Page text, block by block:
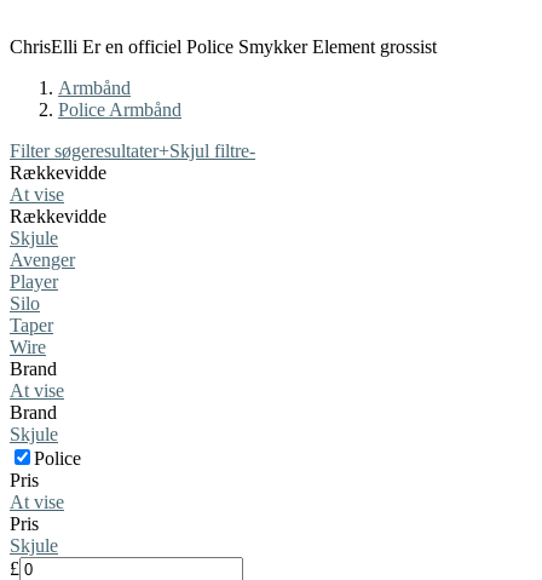
ChrisElli Er en officiel Police Smykker Element grossist
Armbånd
Police Armbånd
Filter søgeresultater+Skjul filtre-
Rækkevidde
At vise
Rækkevidde
Skjule
Avenger
Player
Silo
Taper
Wire
Brand
At vise
Brand
Skjule
Police
Pris
At vise
Pris
Skjule
£